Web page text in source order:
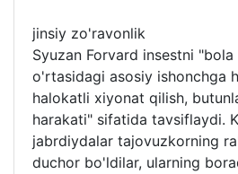
jinsiy zo'ravonlik
Syuzan Forvard insestni
o'rtasidagi asosiy ishonchga
halokatli xiyonat qilish,
harakati" sifatida tavsiflaydi.
jabrdiydalar tajovuzkorning
duchor bo'ldilar, ularning